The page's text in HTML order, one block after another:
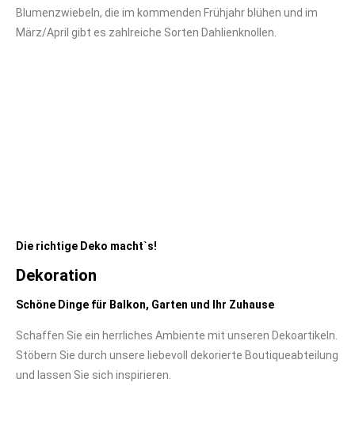
Blumenzwiebeln, die im kommenden Frühjahr blühen und im
März/April gibt es zahlreiche Sorten Dahlienknollen.
Die richtige Deko macht`s!
Dekoration
Schöne Dinge für Balkon, Garten und Ihr Zuhause
Schaffen Sie ein herrliches Ambiente mit unseren Dekoartikeln.
Stöbern Sie durch unsere liebevoll dekorierte Boutiqueabteilung
und lassen Sie sich inspirieren.